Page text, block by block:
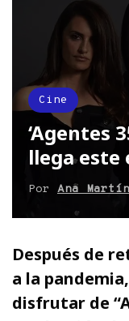
Cine
‘Agentes
llega este
Por Ana
Después de
a la
disfrutar de